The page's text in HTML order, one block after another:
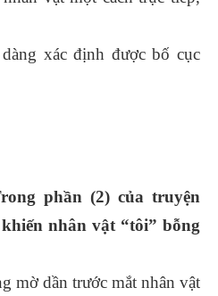
xác định được bố cục
phần (2) của truyện
nhân vật “tôi” bỗng
mờ dần trước mắt nhân vật